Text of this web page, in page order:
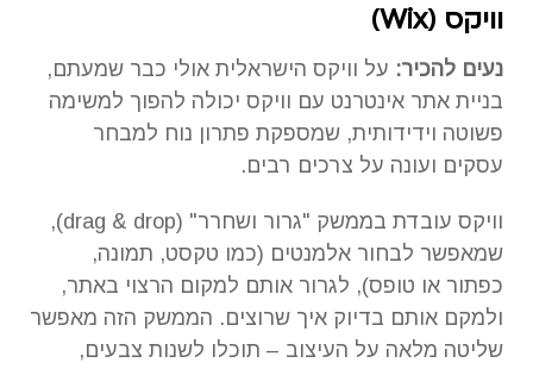
וויקס (Wix
)
נעים להכיר: על וויקס הישראלית אולי כבר שמעתם,
בניית אתר אינטרנט עם וויקס יכולה להפוך למשימה
פשוטה וידידותית, שמספקת פתרון נוח למבחר
עסקים ועונה על צרכים רבים.
וויקס עובדת בממשק "גרור ושחרר" (drag & drop),
שמאפשר לבחור אלמנטים (כמו טקסט, תמונה,
כפתור או טופס), לגרור אותם למקום הרצוי באתר,
ולמקם אותם בדיוק איך שרוצים. הממשק הזה מאפשר
שליטה מלאה על העיצוב – תוכלו לשנות צבעים,